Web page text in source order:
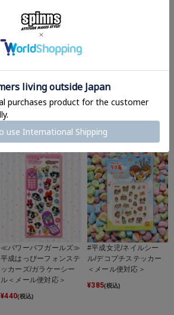
おみせっち/モチーフス
ル便対応＞
¥440
ンシール風キーホルダー
≪パワーパフガールズ≫
平成はっぴーフォンステ
ッカーズ/ガラケーシー
ル＜メール便対応＞
¥440(税込)
#平成女児/ネイルシー
ル/デコプチステッカー
＜メール便対応＞
¥385(税込)